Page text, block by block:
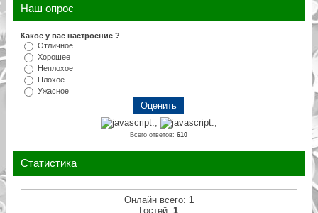
Наш опрос
Какое у вас настроение ?
Отличное
Хорошее
Неплохое
Плохое
Ужасное
Всего ответов:610
Статистика
Онлайн всего: 1
Гостей: 1